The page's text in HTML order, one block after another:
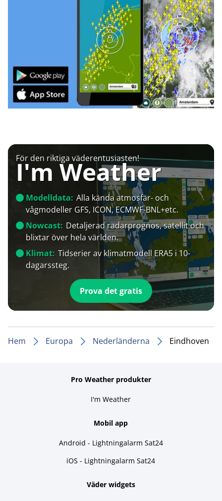
För den riktiga väderentusiasten!
I'm Weather
Modelldata: Alla kända atmosfär- och
vågmodeller GFS, ICON, ECMWF-BNL+etc.
Nowcast: Detaljerad radarprognos, satellit och
blixtar över hela världen.
Klimat: Tidserier av klimatmodell ERA5 i 10-
dagarssteg.
Prova det gratis
Hem Europa Nederländerna Eindhoven
Pro Weather produkter
I'm Weather
Mobil app
Android - Lightningalarm Sat24
iOS - Lightningalarm Sat24
Väder widgets